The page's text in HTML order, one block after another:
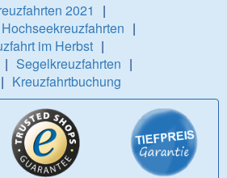
2021
|
Hochseekreuzfahrten |
im Herbst |
| Segelkreuzfahrten |
| Kreuzfahrtbuchung